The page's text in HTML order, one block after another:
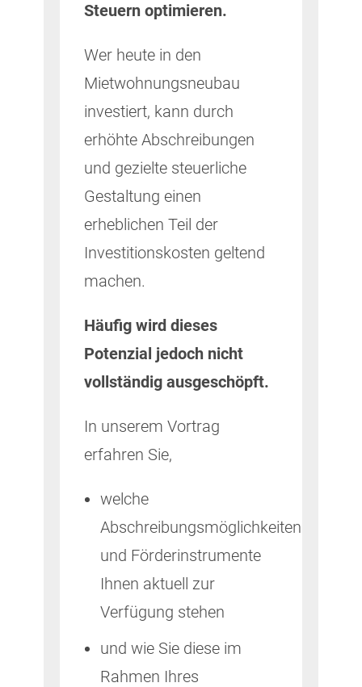
Steuern optimieren.
Wer heute in den
Mietwohnungsneubau
investiert, kann durch
erhöhte Abschreibungen
und gezielte steuerliche
Gestaltung einen
erheblichen Teil der
Investitionskosten geltend
machen.
Häufig wird dieses
Potenzial jedoch nicht
vollständig ausgeschöpft.
In unserem Vortrag
erfahren Sie,
welche
Abschreibungsmöglichkeiten
und Förderinstrumente
Ihnen aktuell zur
Verfügung stehen
und wie Sie diese im
Rahmen Ihres